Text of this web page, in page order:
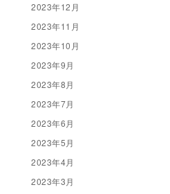
2023年12月
2023年11月
2023年10月
2023年9月
2023年8月
2023年7月
2023年6月
2023年5月
2023年4月
2023年3月